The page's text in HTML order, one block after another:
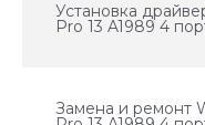
Установка
Pro 13 A1989 4
Замена и ремонт